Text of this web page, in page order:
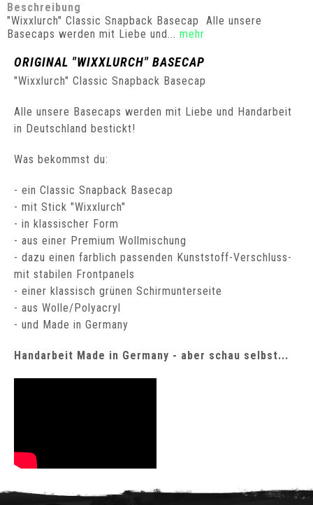
Beschreibung
"Wixxlurch" Classic Snapback Basecap Alle unsere
Basecaps werden mit Liebe und... mehr
ORIGINAL "WIXXLURCH" BASECAP
"Wixxlurch" Classic Snapback Basecap
Alle unsere Basecaps werden mit Liebe und Handarbeit
in Deutschland bestickt!
Was bekommst du:
- ein Classic Snapback Basecap
- mit Stick "Wixxlurch"
- in klassischer Form
- aus einer Premium Wollmischung
- dazu einen farblich passenden Kunststoff-Verschluss-
mit stabilen Frontpanels
- einer klassisch grünen Schirmunterseite
- aus Wolle/Polyacryl
- und Made in Germany
Handarbeit Made in Germany - aber schau selbst...